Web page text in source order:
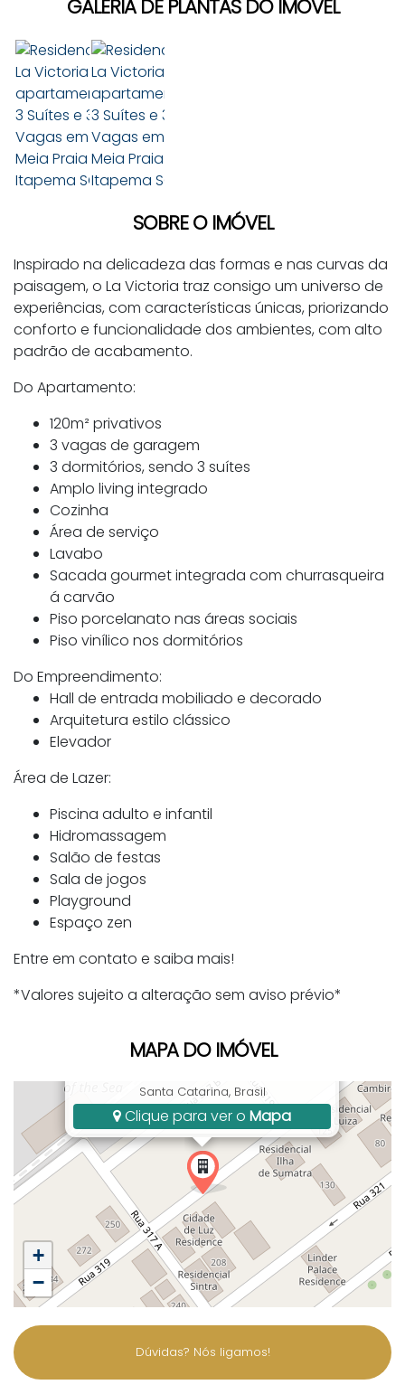
GALERIA DE PLANTAS DO IMÓVEL
SOBRE O IMÓVEL
Inspirado na delicadeza das formas e nas curvas da
paisagem, o La Victoria traz consigo um universo de
experiências, com características únicas, priorizando
conforto e funcionalidade dos ambientes, com alto
padrão de acabamento.
Do Apartamento:
120m² privativos
3 vagas de garagem
3 dormitórios, sendo 3 suítes
Amplo living integrado
Cozinha
Área de serviço
Lavabo
Sacada gourmet integrada com churrasqueira
á carvão
Piso porcelanato nas áreas sociais
Piso vinílico nos dormitórios
Do Empreendimento:
Hall de entrada mobiliado e decorado
Arquitetura estilo clássico
Elevador
Área de Lazer:
Piscina adulto e infantil
Hidromassagem
Salão de festas
Sala de jogos
Playground
Espaço zen
Entre em contato e saiba mais!
*Valores sujeito a alteração sem aviso prévio*
MAPA DO IMÓVEL
Santa Catarina, Brasil
Clique para ver o Mapa
+
−
Dúvidas? Nós ligamos!